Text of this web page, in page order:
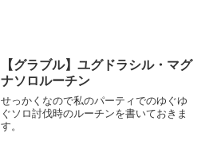
【グラブル】ユグドラシル・マグ
ナソロルーチン
せっかくなので私のパーティでのゆぐゆ
ぐソロ討伐時のルーチンを書いておきま
す。